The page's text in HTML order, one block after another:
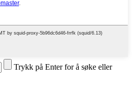
Trykk på Enter for å søke eller